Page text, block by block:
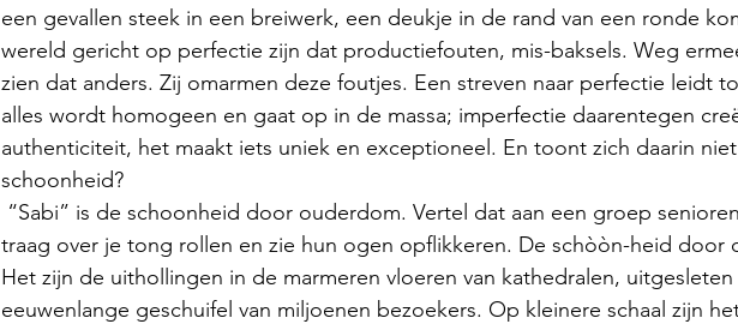
een gevallen steek in een breiwerk, een deukje in de rand van een ronde
wereld gericht op perfectie zijn dat productiefouten, mis-baksels. Weg
zien dat anders. Zij omarmen deze foutjes. Een streven naar perfectie leidt
alles wordt homogeen en gaat op in de massa; imperfectie daarentegen
authenticiteit, het maakt iets uniek en exceptioneel. En toont zich daarin
schoonheid?
traag over je tong rollen en zie hun ogen opflikkeren. De schòòn-heid door
Het zijn de uithollingen in de marmeren vloeren van kathedralen,
eeuwenlange geschuifel van miljoenen bezoekers. Op kleinere schaal zijn